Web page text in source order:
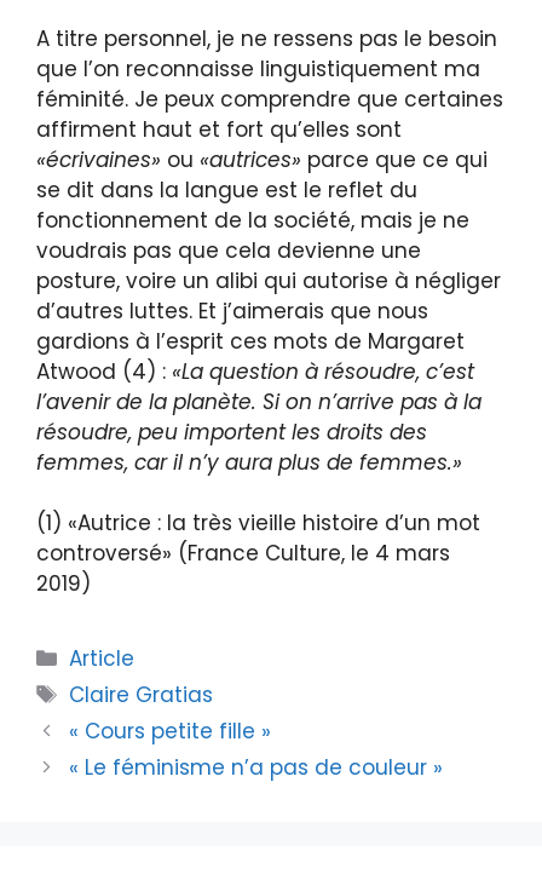
A titre personnel, je ne ressens pas le besoin
que l’on reconnaisse linguistiquement ma
féminité. Je peux comprendre que certaines
affirment haut et fort qu’elles sont
«écrivaines» ou «autrices» parce que ce qui
se dit dans la langue est le reflet du
fonctionnement de la société, mais je ne
voudrais pas que cela devienne une
posture, voire un alibi qui autorise à négliger
d’autres luttes. Et j’aimerais que nous
gardions à l’esprit ces mots de Margaret
Atwood (4) : «La question à résoudre, c’est
l’avenir de la planète. Si on n’arrive pas à la
résoudre, peu importent les droits des
femmes, car il n’y aura plus de femmes.»
(1) «Autrice : la très vieille histoire d’un mot
controversé» (France Culture, le 4 mars
2019)
Article
Claire Gratias
« Cours petite fille »
« Le féminisme n’a pas de couleur »